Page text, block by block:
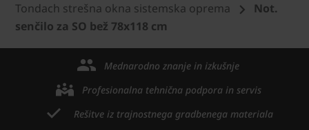
Tondach strešna okna sistemska oprema
Not.
senčilo za SO bež 78x118 cm
Mednarodno znanje in izkušnje
Profesionalna tehnična podpora in servis
Rešitve iz trajnostnega gradbenega materiala